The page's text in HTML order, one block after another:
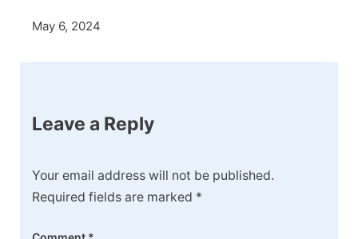
May 6, 2024
Leave a Reply
Your email address will not be published.
Required fields are marked *